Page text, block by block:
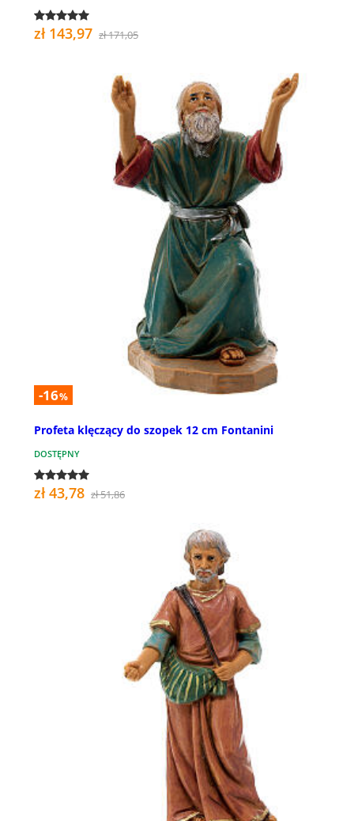
zł 143,97 zł 171,05
-16%
Profeta klęczący do szopek 12 cm Fontanini
DOSTĘPNY
zł 43,78 zł 51,86